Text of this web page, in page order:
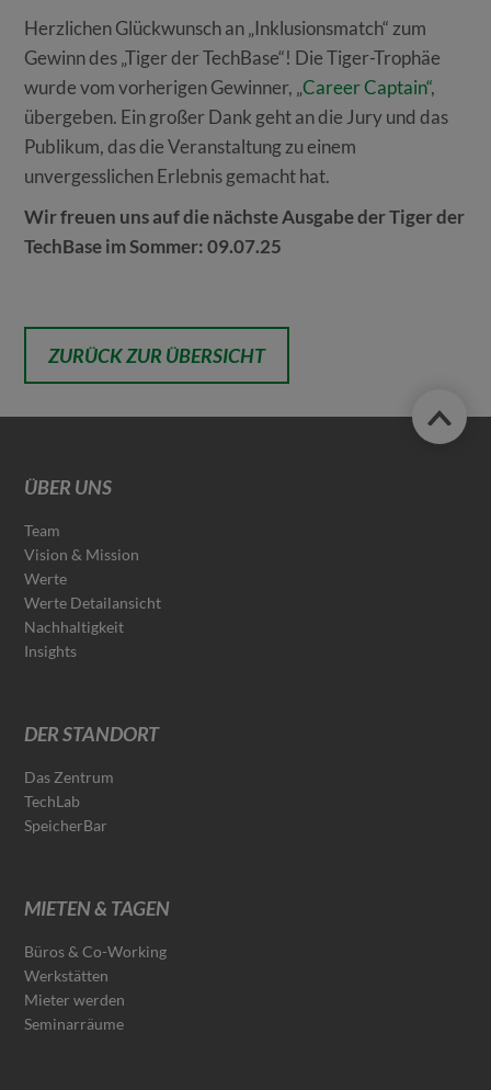
Herzlichen Glückwunsch an „Inklusionsmatch“ zum
Gewinn des „Tiger der TechBase“! Die Tiger-Trophäe
wurde vom vorherigen Gewinner, „Career Captain“,
übergeben. Ein großer Dank geht an die Jury und das
Publikum, das die Veranstaltung zu einem
unvergesslichen Erlebnis gemacht hat.
Wir freuen uns auf die nächste Ausgabe der Tiger der
TechBase im Sommer: 09.07.25
ZURÜCK ZUR ÜBERSICHT
ÜBER UNS
Team
Vision & Mission
Werte
Werte Detailansicht
Nachhaltigkeit
Insights
DER STANDORT
Das Zentrum
TechLab
SpeicherBar
MIETEN & TAGEN
Büros & Co-Working
Werkstätten
Mieter werden
Seminarräume